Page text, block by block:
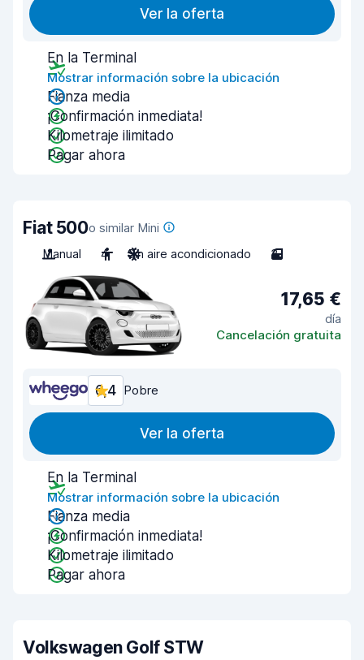
Ver la oferta
En la Terminal
Mostrar información sobre la ubicación
Fianza media
¡Confirmación inmediata!
Kilometraje ilimitado
Pagar ahora
Fiat 500o similar Mini
Manual
4 Sin aire acondicionado 3
17,65 €
día
Cancelación gratuita
6,4 Pobre
Ver la oferta
En la Terminal
Mostrar información sobre la ubicación
Fianza media
¡Confirmación inmediata!
Kilometraje ilimitado
Pagar ahora
Volkswagen Golf STW